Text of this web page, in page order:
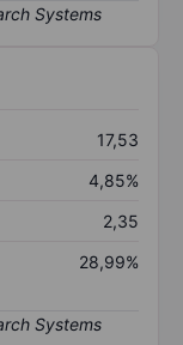
17,53
4,85%
2,35
28,99%